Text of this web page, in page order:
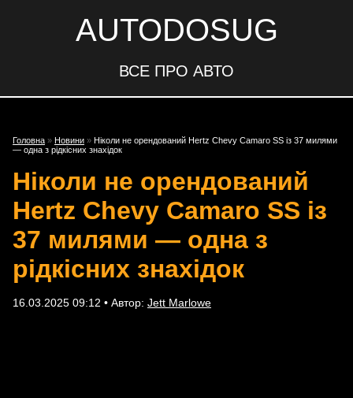
AUTODOSUG
ВСЕ ПРО АВТО
Головна » Новини » Ніколи не орендований Hertz Chevy Camaro SS із 37 милями
— одна з рідкісних знахідок
Ніколи не орендований
Hertz Chevy Camaro SS із
37 милями — одна з
рідкісних знахідок
16.03.2025 09:12 • Автор: Jett Marlowe